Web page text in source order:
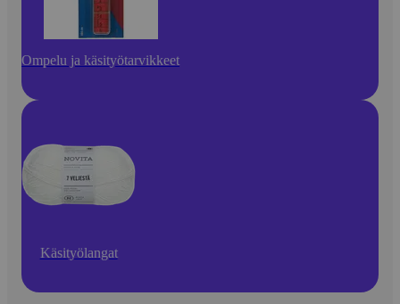
Ompelu ja käsityötarvikkeet
Käsityölangat